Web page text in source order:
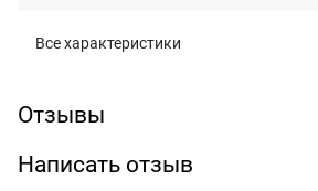
Все характеристики
Отзывы
Написать отзыв